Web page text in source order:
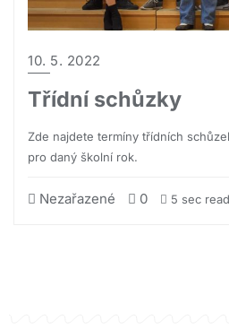
10. 5. 2022
Třídní schůzky
Zde najdete termíny třídních
pro daný školní rok.
Nezařazené 0 5 sec read